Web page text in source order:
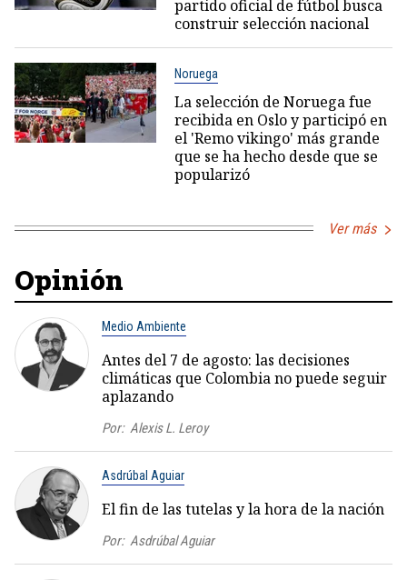
partido oficial de fútbol busca
construir selección nacional
Noruega
La selección de Noruega fue
recibida en Oslo y participó en
el 'Remo vikingo' más grande
que se ha hecho desde que se
popularizó
Ver más
Opinión
Medio Ambiente
Antes del 7 de agosto: las decisiones
climáticas que Colombia no puede seguir
aplazando
Por: Alexis L. Leroy
Asdrúbal Aguiar
El fin de las tutelas y la hora de la nación
Por: Asdrúbal Aguiar